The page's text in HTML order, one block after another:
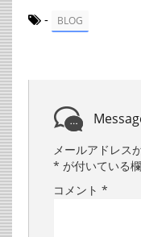
- BLOG
メールアドレス
* が付いている
コメント *